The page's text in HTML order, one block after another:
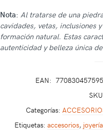
Nota: Al tratarse de una
cavidades, vetas, inclusiones
formación natural. Estas
autenticidad y belleza única
EAN:
Categorías:
Etiquetas: accesorios,